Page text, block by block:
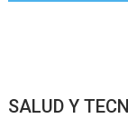
SALUD Y